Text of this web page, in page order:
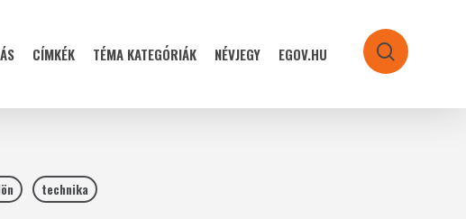
CÍMKÉK TÉMA KATEGÓRIÁK NÉVJEGY EGOV.HU search
technika